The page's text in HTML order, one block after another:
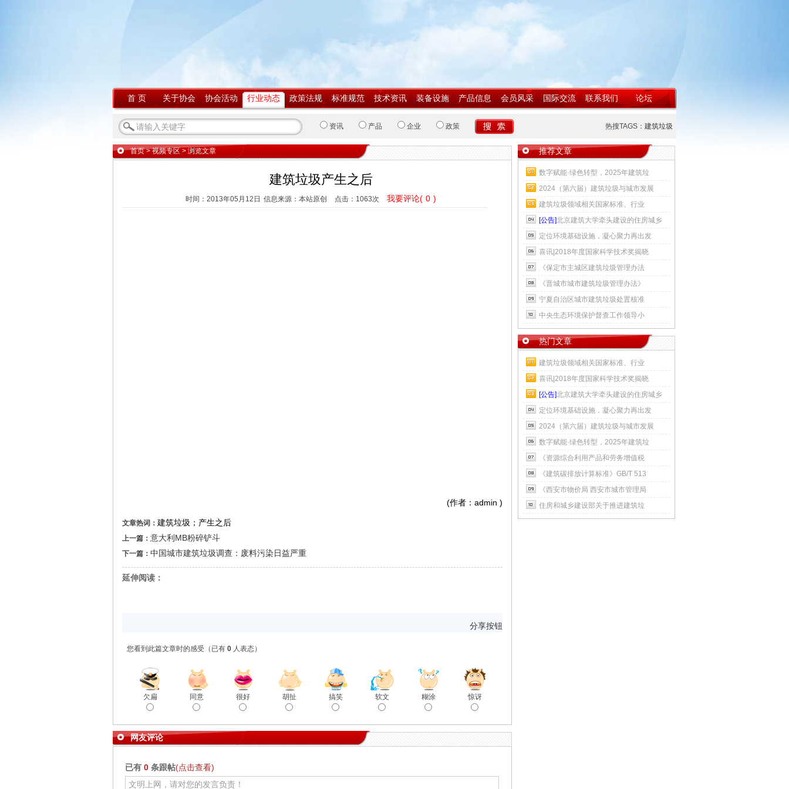
首 页 关于协会 协会活动 行业动态 政策法规 标准规范 技术资讯 装备设施 产品信息 会员风采 国际交流 联系我们 论坛
资讯 产品 企业 政策 热搜TAGS： 建筑垃圾
首页>视频专区 > 浏览文章
建筑垃圾产生之后
时间：2013年05月12日 信息来源：本站原创 点击： 1063次 我要评论( 0 )
(作者：admin )
文章热词： 建筑垃圾；产生之后
上一篇： 意大利MB粉碎铲斗
下一篇： 中国城市建筑垃圾调查：废料污染日益严重
延伸阅读：
分享按钮
您看到此篇文章时的感受 （已有 0 人表态）
欠扁 同意 很好 胡扯 搞笑 软文 糊涂 惊讶
网友评论
已有 0 条跟帖(点击查看)
推荐文章
数字赋能·绿色转型，2025年建筑垃
2024（第六届）建筑垃圾与城市发展
建筑垃圾领域相关国家标准、行业
[公告]北京建筑大学牵头建设的住房城乡
定位环境基础设施，凝心聚力再出发
喜讯|2018年度国家科学技术奖揭晓
《保定市主城区建筑垃圾管理办法
《晋城市城市建筑垃圾管理办法》
宁夏自治区城市建筑垃圾处置核准
中央生态环境保护督查工作领导小
热门文章
建筑垃圾领域相关国家标准、行业
喜讯|2018年度国家科学技术奖揭晓
[公告]北京建筑大学牵头建设的住房城乡
定位环境基础设施，凝心聚力再出发
2024（第六届）建筑垃圾与城市发展
数字赋能·绿色转型，2025年建筑垃
《资源综合利用产品和劳务增值税
《建筑碳排放计算标准》GB/T 513
《西安市物价局 西安市城市管理局
住房和城乡建设部关于推进建筑垃